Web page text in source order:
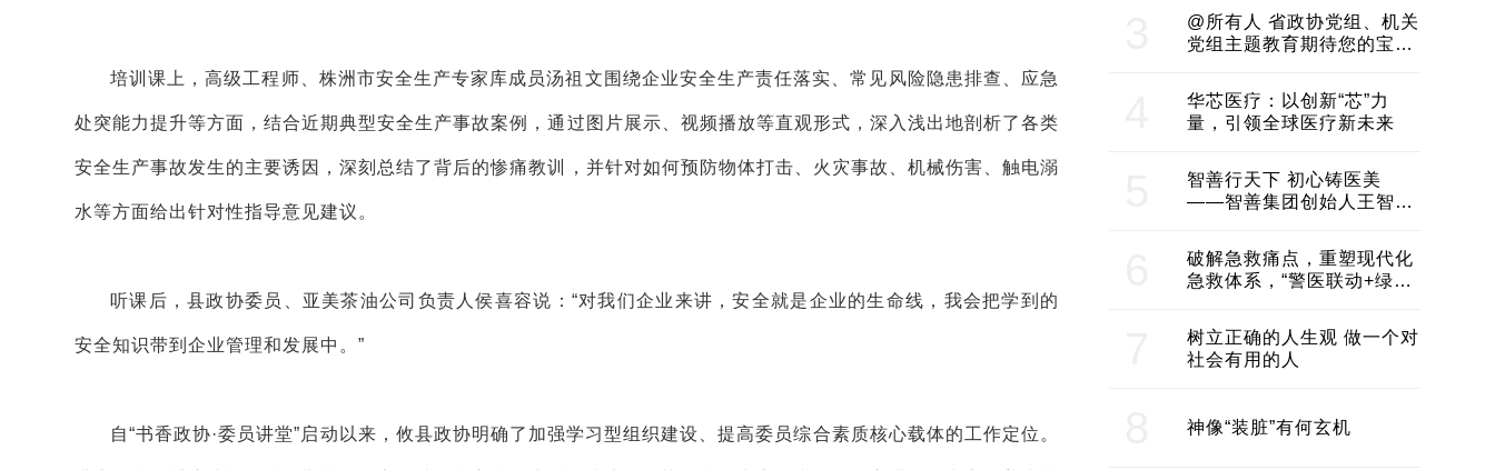
培训课上，高级工程师、株洲市安全生产专家库成员汤祖文围绕企业安全生产责任落实、常见风险隐患排查、应急
处突能力提升等方面，结合近期典型安全生产事故案例，通过图片展示、视频播放等直观形式，深入浅出地剖析了各类
安全生产事故发生的主要诱因，深刻总结了背后的惨痛教训，并针对如何预防物体打击、火灾事故、机械伤害、触电溺
水等方面给出针对性指导意见建议。
听课后，县政协委员、亚美茶油公司负责人侯喜容说：“对我们企业来讲，安全就是企业的生命线，我会把学到的
安全知识带到企业管理和发展中。”
自“书香政协·委员讲堂”启动以来，攸县政协明确了加强学习型组织建设、提高委员综合素质核心载体的工作定位。
@所有人 省政协党组、机关
党组主题教育期待您的宝贵
华芯医疗：以创新“芯”力
量，引领全球医疗新未来
智善行天下 初心铸医美
——智善集团创始人王智带
建医美产业良性生态圈
破解急救痛点，重塑现代化
急救体系，“警医联动+绿波
树立正确的人生观 做一个对
社会有用的人
神像“装脏”有何玄机